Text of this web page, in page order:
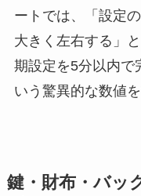
ートでは、「設定
大きく左右する」
期設定を5分以内で
いう驚異的な数値
鍵・財布・バッ